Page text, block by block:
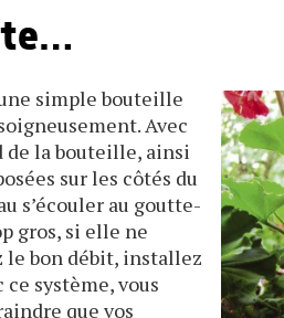
simple bouteille
Avec
de la bouteille, ainsi
sur les côtés du
s’écouler au goutte-
gros, si elle ne
le bon débit, installez
système, vous
que vos